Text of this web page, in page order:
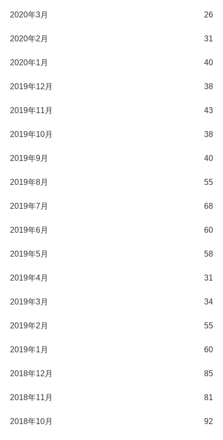
2020年3月 26
2020年2月 31
2020年1月 40
2019年12月 38
2019年11月 43
2019年10月 38
2019年9月 40
2019年8月 55
2019年7月 68
2019年6月 60
2019年5月 58
2019年4月 31
2019年3月 34
2019年2月 55
2019年1月 60
2018年12月 85
2018年11月 81
2018年10月 92